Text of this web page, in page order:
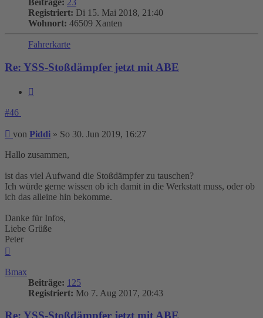
Beiträge: 23
Registriert: Di 15. Mai 2018, 21:40
Wohnort: 46509 Xanten
Fahrerkarte
Re: YSS-Stoßdämpfer jetzt mit ABE
#46
Beitrag
von Piddi » So 30. Jun 2019, 16:27
Hallo zusammen,
ist das viel Aufwand die Stoßdämpfer zu tauschen?
Ich würde gerne wissen ob ich damit in die Werkstatt muss, oder ob
ich das alleine hin bekomme.
Danke für Infos,
Liebe Grüße
Peter
Bmax
Beiträge: 125
Registriert: Mo 7. Aug 2017, 20:43